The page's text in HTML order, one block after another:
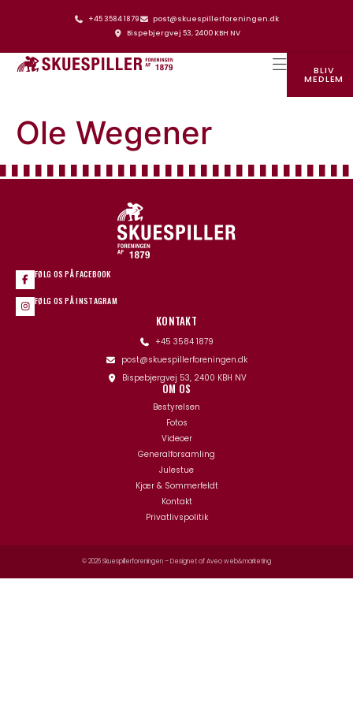
+45 3584 1879
post@skuespillerforeningen.dk
Bispebjergvej 53, 2400 KBH NV
BLIV
MEDLEM
Ole Wegener
FØLG OS PÅ FACEBOOK
FØLG OS PÅ INSTAGRAM
KONTAKT
+45 3584 1879
post@skuespillerforeningen.dk
Bispebjergvej 53, 2400 KBH NV
OM OS
Bestyrelsen
Fotos
Videoer
Generalforsamling
Julestue
Kjær & Sommerfeldt
Kontakt
Privatlivspolitik
© 2026 Skuespillerforeningen – Designet afAveo web&marketing